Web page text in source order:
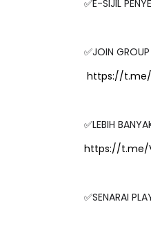
✅E-SIJIL
✅JOIN
https://t.me/
✅LEBIH
https://t.me/
✅SENARAI